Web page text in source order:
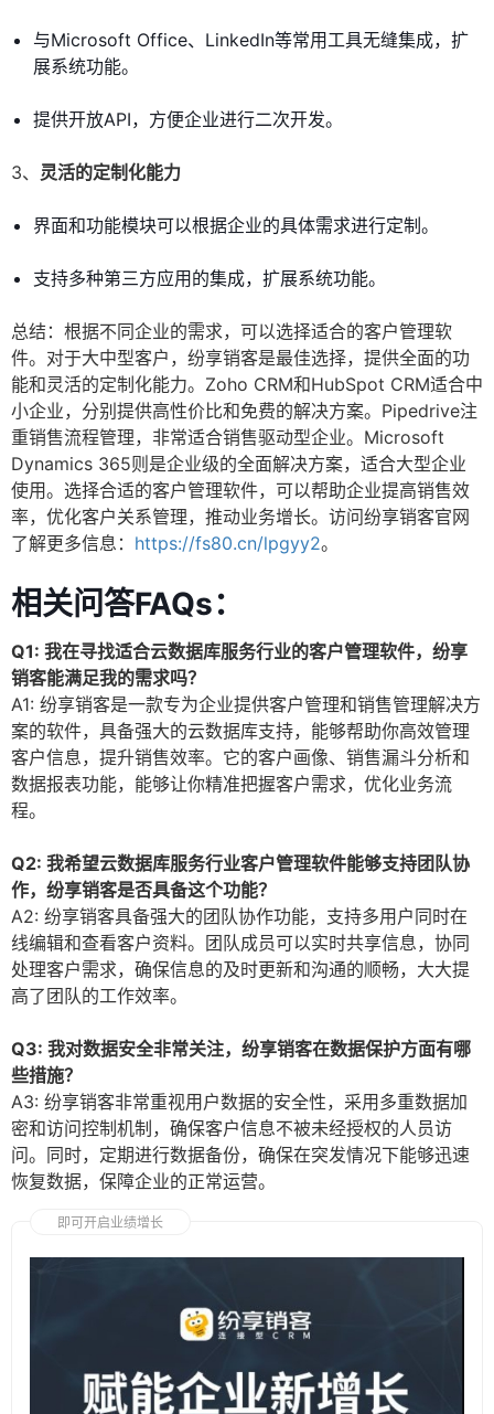
与Microsoft Office、LinkedIn等常用工具无缝集成，扩
展系统功能。
提供开放API，方便企业进行二次开发。
3、 灵活的定制化能力
界面和功能模块可以根据企业的具体需求进行定制。
支持多种第三方应用的集成，扩展系统功能。
总结：根据不同企业的需求，可以选择适合的客户管理软
件。对于大中型客户，纷享销客是最佳选择，提供全面的功
能和灵活的定制化能力。Zoho CRM和HubSpot CRM适合中
小企业，分别提供高性价比和免费的解决方案。Pipedrive注
重销售流程管理，非常适合销售驱动型企业。Microsoft
Dynamics 365则是企业级的全面解决方案，适合大型企业
使用。选择合适的客户管理软件，可以帮助企业提高销售效
率，优化客户关系管理，推动业务增长。访问纷享销客官网
了解更多信息： https://fs80.cn/lpgyy2。
相关问答FAQs：
Q1: 我在寻找适合云数据库服务行业的客户管理软件，纷享
销客能满足我的需求吗？
A1: 纷享销客是一款专为企业提供客户管理和销售管理解决方
案的软件，具备强大的云数据库支持，能够帮助你高效管理
客户信息，提升销售效率。它的客户画像、销售漏斗分析和
数据报表功能，能够让你精准把握客户需求，优化业务流
程。
Q2: 我希望云数据库服务行业客户管理软件能够支持团队协
作，纷享销客是否具备这个功能？
A2: 纷享销客具备强大的团队协作功能，支持多用户同时在
线编辑和查看客户资料。团队成员可以实时共享信息，协同
处理客户需求，确保信息的及时更新和沟通的顺畅，大大提
高了团队的工作效率。
Q3: 我对数据安全非常关注，纷享销客在数据保护方面有哪
些措施？
A3: 纷享销客非常重视用户数据的安全性，采用多重数据加
密和访问控制机制，确保客户信息不被未经授权的人员访
问。同时，定期进行数据备份，确保在突发情况下能够迅速
恢复数据，保障企业的正常运营。
即可开启业绩增长